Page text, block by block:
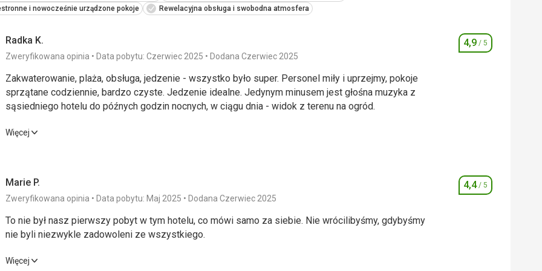
i nowocześnie urządzone pokoje
Rewelacyjna obsługa i swobodna atmosfera
Radka K.
Ocena
4,9 / 5
Zweryfikowana opinia Data pobytu: Czerwiec 2025 Dodana Czerwiec 2025
Zakwaterowanie, plaża, obsługa, jedzenie - wszystko było super. Personel miły i uprzejmy, pokoje
sprzątane codziennie, bardzo czyste. Jedzenie idealne. Jedynym minusem jest głośna muzyka z
sąsiedniego hotelu do późnych godzin nocnych, w ciągu dnia - widok z terenu na ogród.
Zakwaterowanie, plaża, obsługa, jedzenie - wszystko było super. Personel miły i uprzejmy, pokoje
Wyżywienie
Okolica 5,0/ 5
Więcej
Marie P.
Ocena
4,4/ 5
Zweryfikowana opinia Data pobytu: Maj 2025 Dodana Czerwiec 2025
To nie był nasz pierwszy pobyt w tym hotelu, co mówi samo za siebie. Nie wrócilibyśmy, gdybyśmy
nie byli niezwykle zadowoleni ze wszystkiego.
To nie był nasz pierwszy pobyt w tym hotelu, co mówi samo za siebie. Nie wrócilibyśmy, gdybyśmy
Więcej